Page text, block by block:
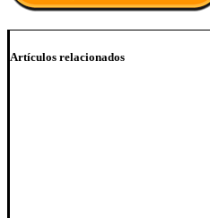
Artículos relacionados